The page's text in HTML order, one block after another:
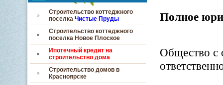
Строительство коттеджного
поселка Чистые Пруды
Строительство коттеджного
поселка Новое Плоское
Ипотечный кредит на
строительство дома
Строительство домов в
Красноярске
Полное
Общество с